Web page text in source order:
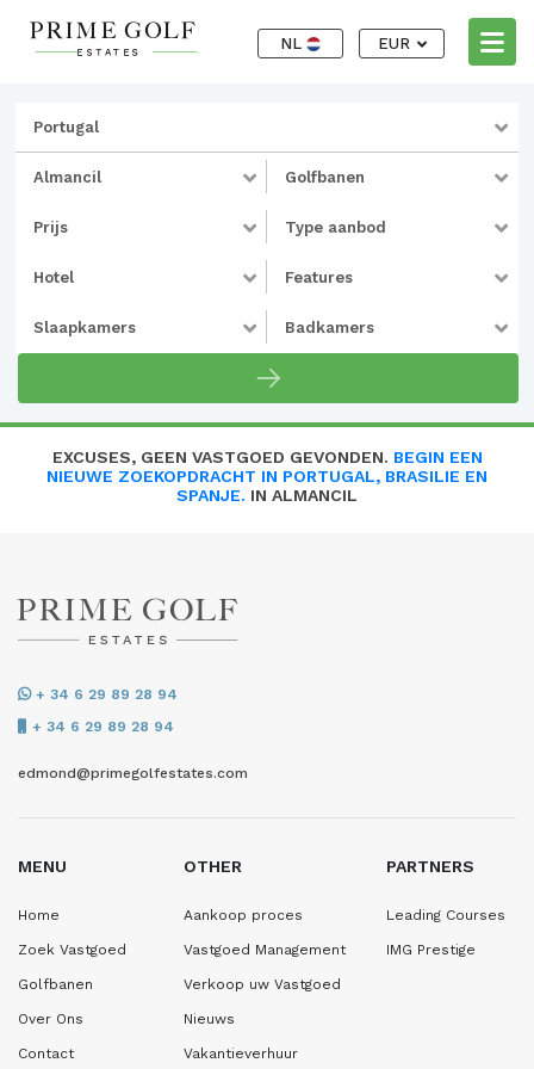
NL EUR
Portugal
Almancil Golfbanen
Prijs Type aanbod
Hotel Features
Slaapkamers Badkamers
EXCUSES, GEEN VASTGOED GEVONDEN. BEGIN EEN
NIEUWE ZOEKOPDRACHT IN PORTUGAL, BRASILIE EN
SPANJE. IN ALMANCIL
+ 34 6 29 89 28 94
+ 34 6 29 89 28 94
edmond@primegolfestates.com
MENU
Home
Zoek Vastgoed
Golfbanen
Over Ons
Contact
OTHER
Aankoop proces
Vastgoed Management
Verkoop uw Vastgoed
Nieuws
Vakantieverhuur
PARTNERS
Leading Courses
IMG Prestige